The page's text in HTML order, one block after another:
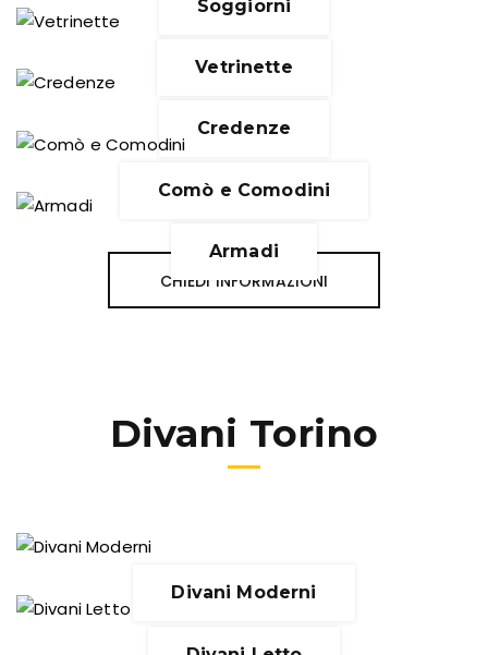
Soggiorni
Vetrinette
Credenze
Comò e Comodini
Armadi
CHIEDI INFORMAZIONI
Divani Torino
Divani Moderni